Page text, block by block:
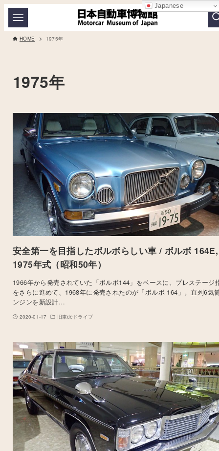
HOME 1975年
1975年
安全第一を目指したボルボらしい車 / ボルボ 164E,
1975年式（昭和50年）
1966年から発売されていた「ボルボ144」をベースに、プレステージ
をさらに進めて、1968年に発売されたのが「ボルボ 164」。直列6気
ンジンを新設計…
2020-01-17 旧車deドライブ
Japanese